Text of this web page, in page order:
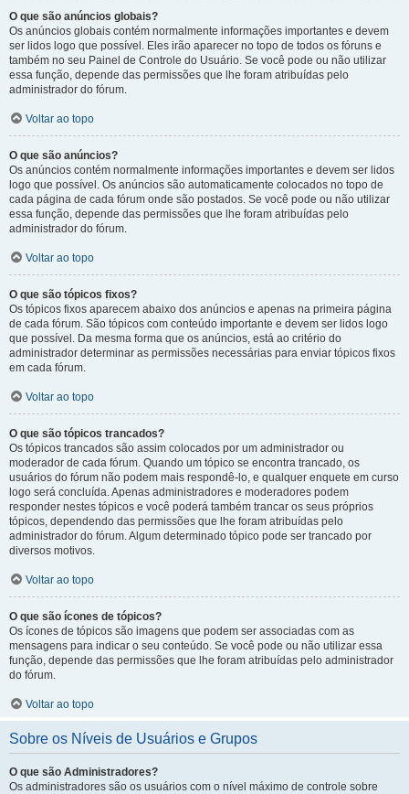
O que são anúncios globais?
Os anúncios globais contém normalmente informações importantes e devem
ser lidos logo que possível. Eles irão aparecer no topo de todos os fóruns e
também no seu Painel de Controle do Usuário. Se você pode ou não utilizar
essa função, depende das permissões que lhe foram atribuídas pelo
administrador do fórum.
Voltar ao topo
O que são anúncios?
Os anúncios contém normalmente informações importantes e devem ser lidos
logo que possível. Os anúncios são automaticamente colocados no topo de
cada página de cada fórum onde são postados. Se você pode ou não utilizar
essa função, depende das permissões que lhe foram atribuídas pelo
administrador do fórum.
Voltar ao topo
O que são tópicos fixos?
Os tópicos fixos aparecem abaixo dos anúncios e apenas na primeira página
de cada fórum. São tópicos com conteúdo importante e devem ser lidos logo
que possível. Da mesma forma que os anúncios, está ao critério do
administrador determinar as permissões necessárias para enviar tópicos fixos
em cada fórum.
Voltar ao topo
O que são tópicos trancados?
Os tópicos trancados são assim colocados por um administrador ou
moderador de cada fórum. Quando um tópico se encontra trancado, os
usuários do fórum não podem mais respondê-lo, e qualquer enquete em curso
logo será concluída. Apenas administradores e moderadores podem
responder nestes tópicos e você poderá também trancar os seus próprios
tópicos, dependendo das permissões que lhe foram atribuídas pelo
administrador do fórum. Algum determinado tópico pode ser trancado por
diversos motivos.
Voltar ao topo
O que são ícones de tópicos?
Os ícones de tópicos são imagens que podem ser associadas com as
mensagens para indicar o seu conteúdo. Se você pode ou não utilizar essa
função, depende das permissões que lhe foram atribuídas pelo administrador
do fórum.
Voltar ao topo
Sobre os Níveis de Usuários e Grupos
O que são Administradores?
Os administradores são os usuários com o nível máximo de controle sobre